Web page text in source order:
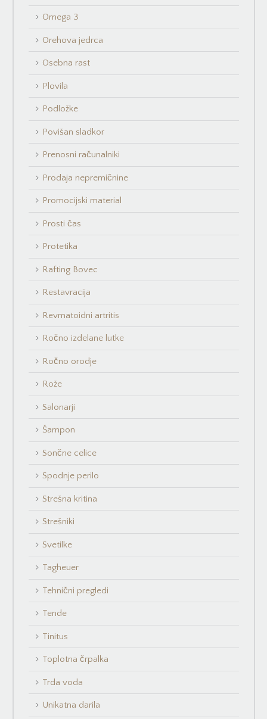
Omega 3
Orehova jedrca
Osebna rast
Plovila
Podložke
Povišan sladkor
Prenosni računalniki
Prodaja nepremičnine
Promocijski material
Prosti čas
Protetika
Rafting Bovec
Restavracija
Revmatoidni artritis
Ročno izdelane lutke
Ročno orodje
Rože
Salonarji
Šampon
Sončne celice
Spodnje perilo
Strešna kritina
Strešniki
Svetilke
Tagheuer
Tehnični pregledi
Tende
Tinitus
Toplotna črpalka
Trda voda
Unikatna darila